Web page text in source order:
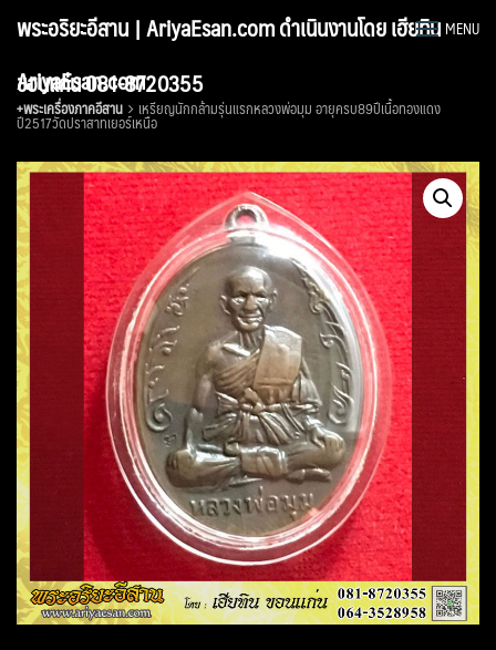
พระอริยะอีสาน | AriyaEsan.com ดำเนินงานโดย เฮียทิน
ขอนแก่น 081-8720355
MENU
AriyaEsan.com
+พระเครื่องภาคอีสาน เหรียญนักกล้ามรุ่นแรกหลวงพ่อมุม อายุครบ89ปีเนื้อทองแดง
ปี2517วัดปราสาทเยอร์เหนือ